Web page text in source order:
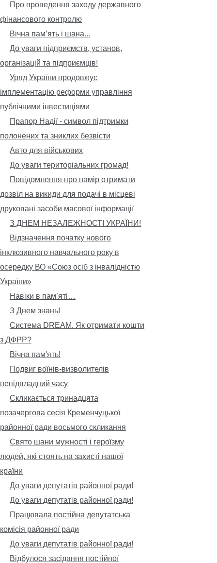
Про проведення заходу державного
фінансового контролю
Вічна пам’ять і шана...
До уваги підприємств, установ,
організацій та підприємців!
Уряд України продовжує
імплементацію реформи управління
публічними інвестиціями
Прапор Надії - символ підтримки
полонених та зниклих безвісти
Авто для військових
До уваги територіальних громад!
Повідомлення про намір отримати
дозвіл на викиди для подачі в місцеві
друковані засоби масової інформації
З ДНЕМ НЕЗАЛЕЖНОСТІ УКРАЇНИ!
Відзначення початку нового
інклюзивного навчального року в
осередку ВО «Союз осіб з інвалідністю
України»
Навіки в пам’яті…
З Днем знань!
Система DREAM. Як отримати кошти
з ДФРР?
Вічна пам'ять!
Подвиг воїнів-визволителів
непідвладний часу
Скликається тринадцята
позачергова сесія Кременчуцької
районної ради восьмого скликання
Свято шани мужності і героїзму
людей, які стоять на захисті нашої
країни
До уваги депутатів районної ради!
До уваги депутатів районної ради!
Працювала постійна депутатська
комісія районної ради
До уваги депутатів районної ради!
Відбулося засідання постійної